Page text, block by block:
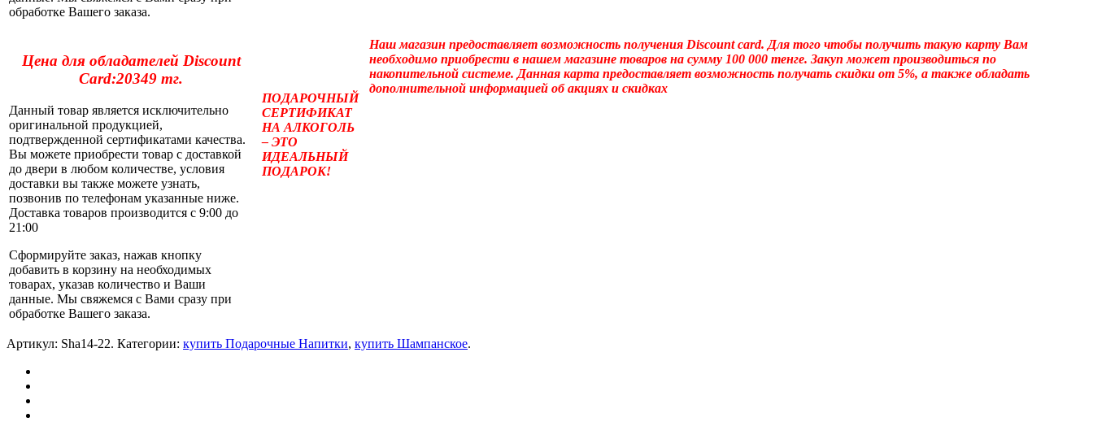
обработке Вашего заказа.
Цена для обладателей Discount
Card:20349 тг.
Данный товар является исключительно
оригинальной продукцией,
подтвержденной сертификатами качества.
Вы можете приобрести товар с доставкой
до двери в любом количестве, условия
доставки вы также можете узнать,
позвонив по телефонам указанные ниже.
Доставка товаров производится с 9:00 до
21:00
Сформируйте заказ, нажав кнопку
добавить в корзину на необходимых
товарах, указав количество и Ваши
данные. Мы свяжемся с Вами сразу при
обработке Вашего заказа.
ПОДАРОЧНЫЙ
СЕРТИФИКАТ
НА АЛКОГОЛЬ
– ЭТО
ИДЕАЛЬНЫЙ
ПОДАРОК!
Наш магазин предоставляет возможность получения Discount card. Для того чтобы получить такую карту Вам
необходимо приобрести в нашем магазине товаров на сумму 100 000 тенге. Закуп может производиться по
накопительной системе. Данная карта предоставляет возможность получать скидки от 5%, а также обладать
дополнительной информацией об акциях и скидках
Артикул: Sha14-22. Категории: купить Подарочные Напитки, купить Шампанское.